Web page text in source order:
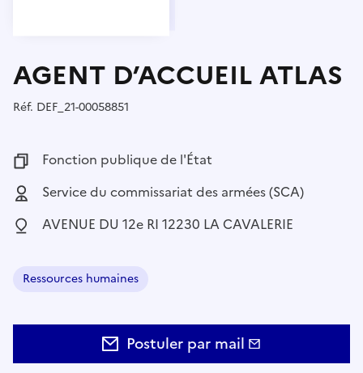
AGENT D’ACCUEIL ATLAS
Réf. Référence :
DEF_21-00058851
Fonction publique :
Fonction publique de l'État
Employeur :
Service du commissariat des armées (SCA)
Localisation :
AVENUE DU 12e RI 12230 LA CAVALERIE
Domaine :
Ressources humaines
Postuler par mail